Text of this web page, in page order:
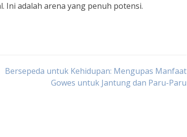
adalah arena yang penuh potensi.
Bersepeda untuk Kehidupan: Mengupas Manfaat
Gowes untuk Jantung dan Paru-Paru